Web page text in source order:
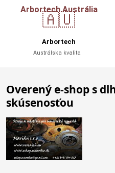
Arbortech Austrália
🇦🇺
Arbortech
Austrálska kvalita
Overený e-shop s
skúsenosťou